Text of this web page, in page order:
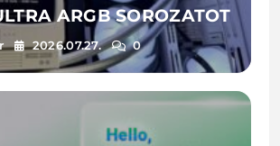
ARGB SOROZATOT
2026.07.27. 0